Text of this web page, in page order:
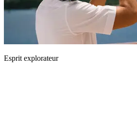
Esprit explorateur